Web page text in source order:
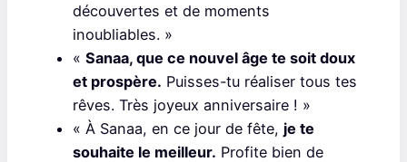
découvertes et de moments
inoubliables. »
« Sanaa, que ce nouvel âge te soit doux
et prospère. Puisses-tu réaliser tous tes
rêves. Très joyeux anniversaire ! »
« À Sanaa, en ce jour de fête, je te
souhaite le meilleur. Profite bien de